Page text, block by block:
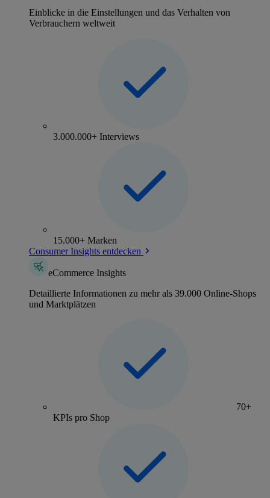
Einblicke in die Einstellungen und das Verhalten von
Verbrauchern weltweit
3.000.000+ Interviews
15.000+ Marken
Consumer Insights entdecken
eCommerce Insights
Detaillierte Informationen zu mehr als 39.000 Online-Shops
und Marktplätzen
70+
KPIs pro Shop